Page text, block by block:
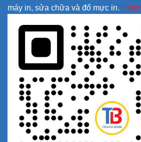
máy in, sửa chữa và đổ mực in.